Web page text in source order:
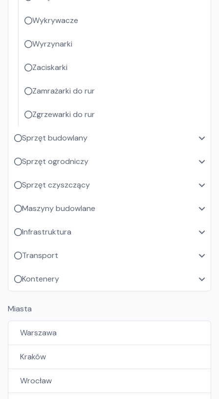
Wykrywacze
Wyrzynarki
Zaciskarki
Zamrażarki do rur
Zgrzewarki do rur
Sprzęt budowlany
Sprzęt ogrodniczy
Sprzęt czyszczący
Maszyny budowlane
Infrastruktura
Transport
Kontenery
Miasta
Warszawa
Kraków
Wrocław